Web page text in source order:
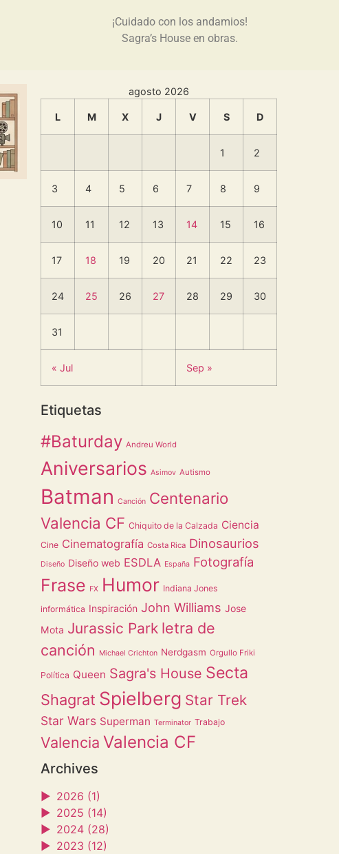
¡Cuidado con los andamios!
Sagra’s House en obras.
agosto 2026
L M X J V S D
1 2
3 4 5 6 7 8 9
10 11 12 13 14 15 16
17 18 19 20 21 22 23
24 25 26 27 28 29 30
31
« Jul Sep »
Etiquetas
#Baturday Andreu World
Aniversarios Asimov Autismo
Batman Canción Centenario
Valencia CF Chiquito de la Calzada Ciencia
Cine Cinematografía Costa Rica Dinosaurios
Diseño Diseño web ESDLA España Fotografía
Frase FX Humor Indiana Jones
informática Inspiración John Williams Jose
Mota Jurassic Park letra de
canción
Michael Crichton Nerdgasm Orgullo Friki
Política Queen Sagra's House Secta
Shagrat Spielberg Star Trek
Star Wars Superman Terminator Trabajo
Valencia Valencia CF
Archives
► 2026 (1)
► 2025 (14)
► 2024 (28)
► 2023 (12)